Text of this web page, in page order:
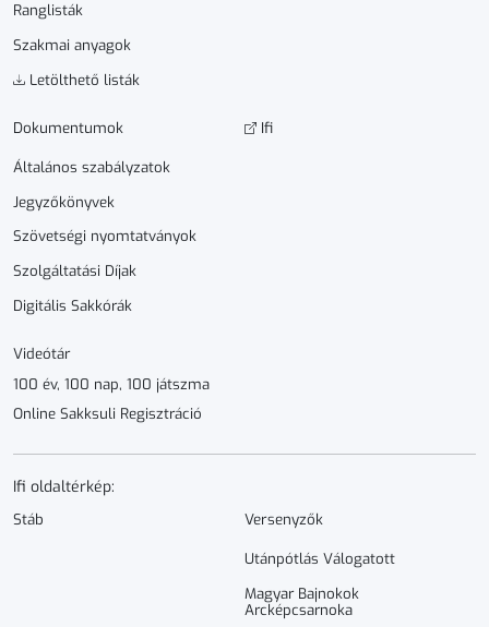
Ranglisták
Szakmai anyagok
Letölthető listák
Dokumen­­tumok
Általános szabályzatok
Jegyzőkönyvek
Szövetségi nyomtatványok
Szolgáltatási Díjak
Digitális Sakkórák
Ifi
Videótár
100 év, 100 nap, 100 játszma
Online Sakksuli Regisztráció
Ifi oldaltérkép:
Stáb Versenyzők
Utánpótlás Válogatott
Magyar Bajnokok
Arcképcsarnoka